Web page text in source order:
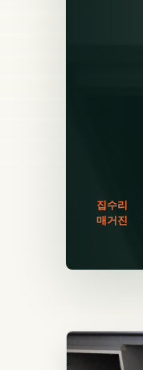
집수리
매거진